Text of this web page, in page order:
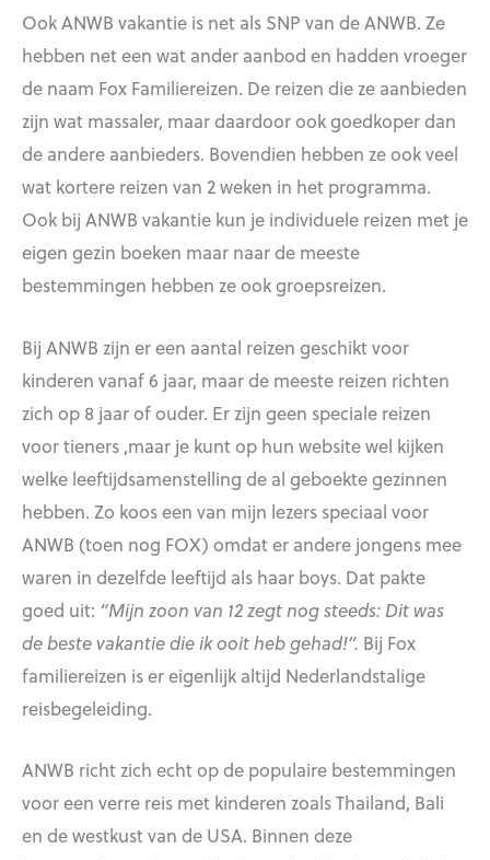
Ook ANWB vakantie is net als SNP van de ANWB. Ze
hebben net een wat ander aanbod en hadden vroeger
de naam Fox Familiereizen. De reizen die ze aanbieden
zijn wat massaler, maar daardoor ook goedkoper dan
de andere aanbieders. Bovendien hebben ze ook veel
wat kortere reizen van 2 weken in het programma.
Ook bij ANWB vakantie kun je individuele reizen met je
eigen gezin boeken maar naar de meeste
bestemmingen hebben ze ook groepsreizen.
Bij ANWB zijn er een aantal reizen geschikt voor
kinderen vanaf 6 jaar, maar de meeste reizen richten
zich op 8 jaar of ouder. Er zijn geen speciale reizen
voor tieners ,maar je kunt op hun website wel kijken
welke leeftijdsamenstelling de al geboekte gezinnen
hebben. Zo koos een van mijn lezers speciaal voor
ANWB (toen nog FOX) omdat er andere jongens mee
waren in dezelfde leeftijd als haar boys. Dat pakte
goed uit: “Mijn zoon van 12 zegt nog steeds: Dit was
de beste vakantie die ik ooit heb gehad!”. Bij Fox
familiereizen is er eigenlijk altijd Nederlandstalige
reisbegeleiding.
ANWB richt zich echt op de populaire bestemmingen
voor een verre reis met kinderen zoals Thailand, Bali
en de westkust van de USA. Binnen deze